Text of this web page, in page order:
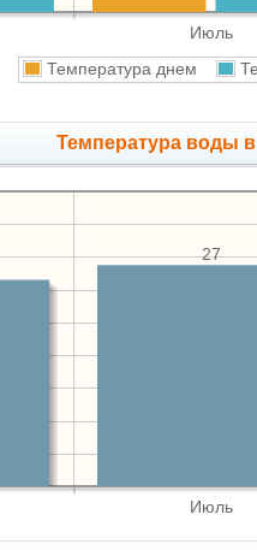
Июль
Температура днем
Температура воды в
Июль
27